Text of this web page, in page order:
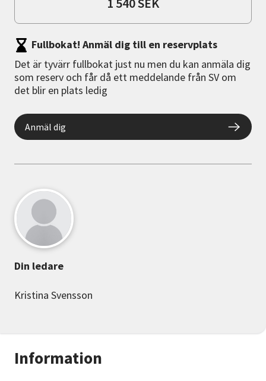
Information
Fullbokat! Anmäl dig till en reservplats
Det är tyvärr fullbokat just nu men du kan anmäla dig
som reserv och får då ett meddelande från SV om
det blir en plats ledig
Anmäl dig
Din ledare
Kristina Svensson